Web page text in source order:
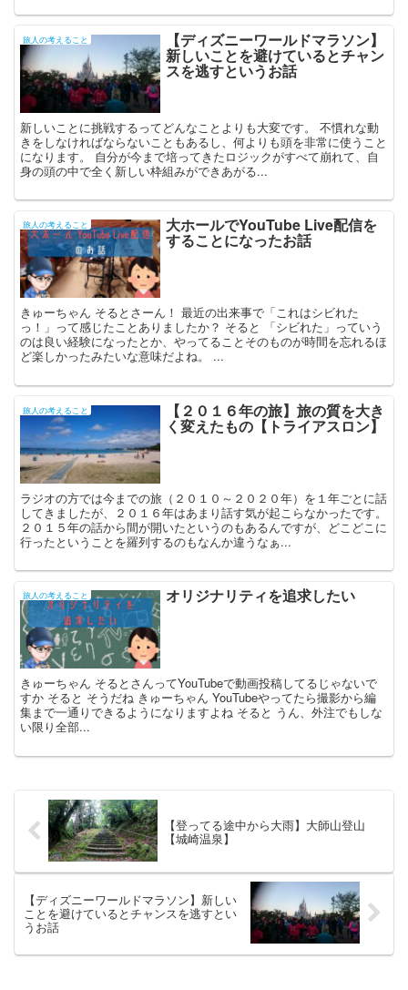
旅人の考えること 【ディズニーワールドマラソン】
新しいことを避けているとチャン
スを逃すというお話
新しいことに挑戦するってどんなことよりも大変です。 不慣れな動
きをしなければならないこともあるし、何よりも頭を非常に使うこと
になります。 自分が今まで培ってきたロジックがすべて崩れて、自
身の頭の中で全く新しい枠組みができあがる...
旅人の考えること 大ホールでYouTube Live配信を
することになったお話
きゅーちゃん そるとさーん！ 最近の出来事で「これはシビれた
っ！」って感じたことありましたか？ そると 「シビれた」っていう
のは良い経験になったとか、やってることそのものが時間を忘れるほ
ど楽しかったみたいな意味だよね。 ...
旅人の考えること 【２０１６年の旅】旅の質を大き
く変えたもの【トライアスロン】
ラジオの方では今までの旅（２０１０～２０２０年）を１年ごとに話
してきましたが、２０１６年はあまり話す気が起こらなかったです。
２０１５年の話から間が開いたというのもあるんですが、どこどこに
行ったということを羅列するのもなんか違うなぁ...
旅人の考えること オリジナリティを追求したい
きゅーちゃん そるとさんってYouTubeで動画投稿してるじゃないで
すか そると そうだね きゅーちゃん YouTubeやってたら撮影から編
集まで一通りできるようになりますよね そると うん、外注でもしな
い限り全部...
【登ってる途中から大雨】大師山登山
【城崎温泉】
【ディズニーワールドマラソン】新しい
ことを避けているとチャンスを逃すとい
うお話